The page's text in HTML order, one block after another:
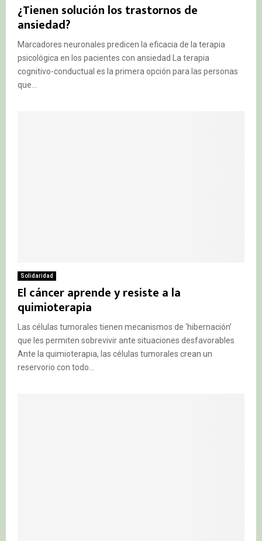
¿Tienen solución los trastornos de
ansiedad?
Marcadores neuronales predicen la eficacia de la terapia
psicológica en los pacientes con ansiedad La terapia
cognitivo-conductual es la primera opción para las personas
que...
Solidaridad
El cáncer aprende y resiste a la
quimioterapia
Las células tumorales tienen mecanismos de ‘hibernación’
que les permiten sobrevivir ante situaciones desfavorables
Ante la quimioterapia, las células tumorales crean un
reservorio con todo...